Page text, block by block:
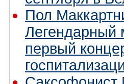
Пол
Легендарный
первый